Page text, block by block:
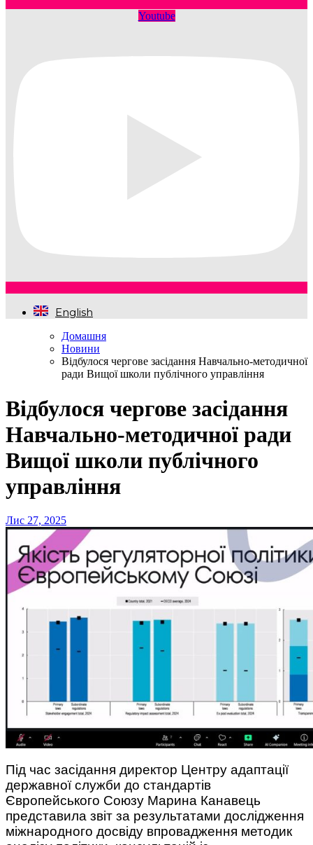
Youtube
English
Домашня
Новини
Відбулося чергове засідання Навчально-методичної
ради Вищої школи публічного управління
Відбулося чергове засідання
Навчально-методичної ради
Вищої школи публічного
управління
Лис 27, 2025
Під час засідання директор Центру адаптації
державної служби до стандартів
Європейського Союзу Марина Канавець
представила звіт за результатами дослідження
міжнародного досвіду впровадження методик